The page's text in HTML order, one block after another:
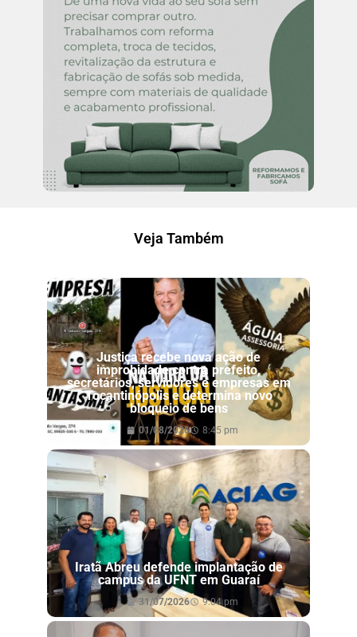
Veja Também
Justiça recebe nova ação de
improbidade contra prefeito,
secretários, servidores e empresas em
Tocantinópolis e determina novo
bloqueio de bens
01/08/2026 8:45 pm
Iratã Abreu defende implantação de
campus da UFNT em Guaraí
31/07/2026 9:04 pm